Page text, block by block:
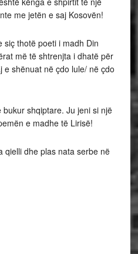
me jetën e saj Kosovën!
siç thotë poeti i madh Din
më të shtrenjta i dhatë për
e shënuat në çdo lule/ në çdo
shqiptare. Ju jeni si një
e madhe të Lirisë!
qielli dhe plas nata serbe në